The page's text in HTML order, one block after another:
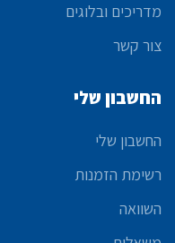
מדריכים ובלוגים
צור קשר
החשבון שלי
החשבון שלי
רשימת הזמנות
השוואה